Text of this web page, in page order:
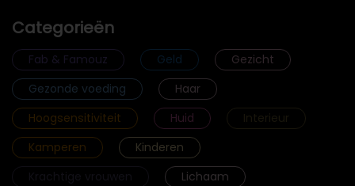
Categorieën
Fab & Famouz Geld
Gezicht
Gezonde voeding
Haar
Hoogsensitiviteit
Huid
Interieur
Kamperen
Kinderen
Lichaam